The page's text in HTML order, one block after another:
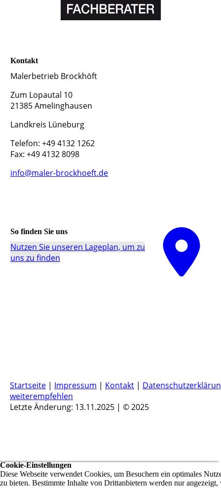
Kontakt
Malerbetrieb Brockhöft
Zum Lopautal 10
21385 Amelinghausen
Landkreis Lüneburg
Telefon: +49 4132 1262
Fax: +49 4132 8098
info@maler-brockhoeft.de
So finden Sie uns
Nutzen Sie unseren La­ge­plan, um zu
uns zu finden
Startseite | Impressum | Kontakt |
weiterempfehlen
Letzte Änderung: 13.11.2025 | © 2025
Cookie-Einstellungen
Diese Webseite verwendet Cookies, um Besuchern ein optimales
zu bieten. Bestimmte Inhalte von Drittanbietern werden nur angezeigt,